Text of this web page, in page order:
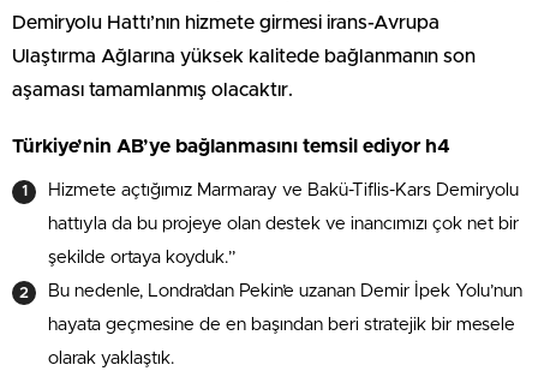
Demiryolu Hattı’nın hizmete girmesi irans-Avrupa
Ulaştırma Ağlarına yüksek kalitede bağlanmanın son
aşaması tamamlanmış olacaktır.
Türkiye’nin AB’ye bağlanmasını temsil ediyor h4
Hizmete açtığımız Marmaray ve Bakü-Tiflis-Kars Demiryolu
hattıyla da bu projeye olan destek ve inancımızı çok net bir
şekilde ortaya koyduk.”
Bu nedenle, Londra’dan Pekin’e uzanan Demir İpek Yolu’nun
hayata geçmesine de en başından beri stratejik bir mesele
olarak yaklaştık.